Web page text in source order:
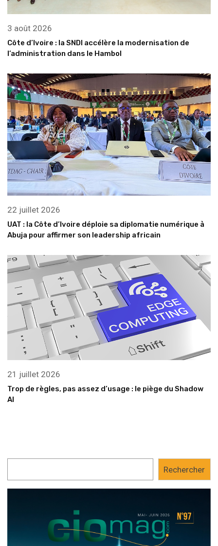
3 août 2026
Côte d’Ivoire : la SNDI accélère la modernisation de
l’administration dans le Hambol
22 juillet 2026
UAT : la Côte d’Ivoire déploie sa diplomatie numérique à
Abuja pour affirmer son leadership africain
21 juillet 2026
Trop de règles, pas assez d’usage : le piège du Shadow
AI
Rechercher